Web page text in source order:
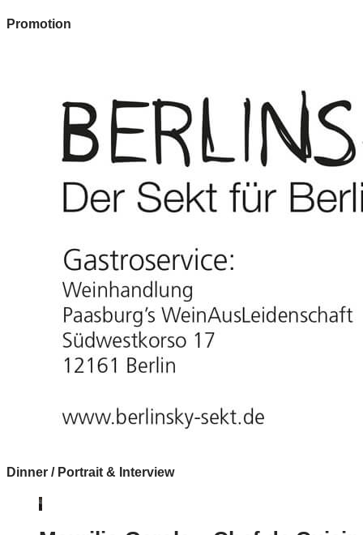
Promotion
Dinner / Portrait & Interview